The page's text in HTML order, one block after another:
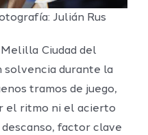
Julián Rus
Ciudad del
solvencia durante la
tramos de juego,
el ritmo ni el acierto
factor clave